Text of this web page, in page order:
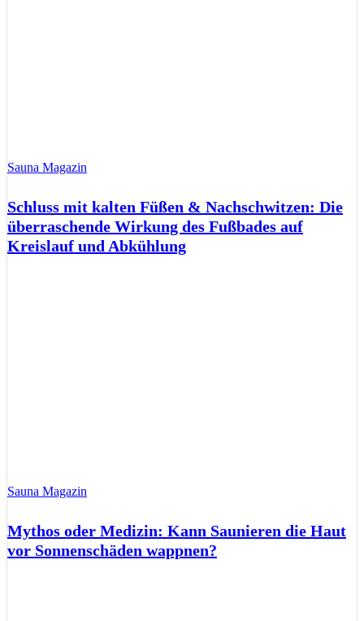
Sauna Magazin
Schluss mit kalten Füßen & Nachschwitzen: Die
überraschende Wirkung des Fußbades auf
Kreislauf und Abkühlung
Sauna Magazin
Mythos oder Medizin: Kann Saunieren die Haut
vor Sonnenschäden wappnen?